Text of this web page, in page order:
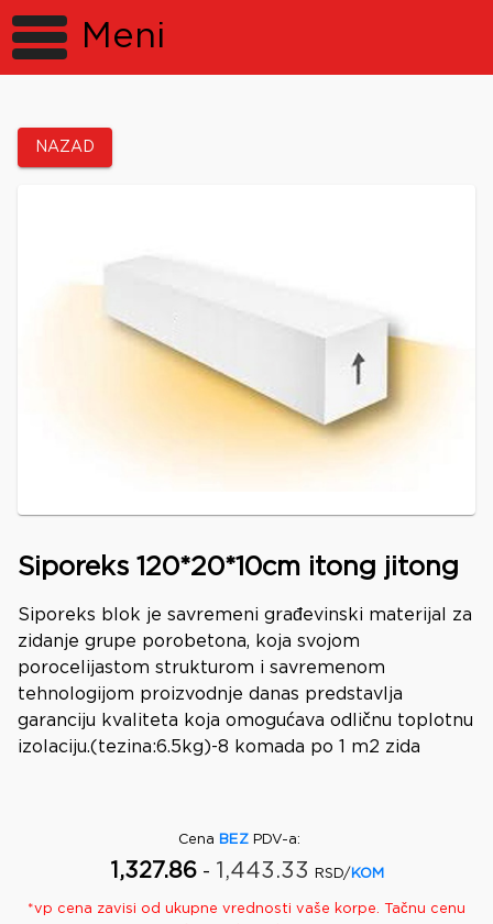
Meni
NAZAD
Siporeks 120*20*10cm itong jitong
Siporeks blok je savremeni građevinski materijal za
zidanje grupe porobetona, koja svojom
porocelijastom strukturom i savremenom
tehnologijom proizvodnje danas predstavlja
garanciju kvaliteta koja omogućava odličnu toplotnu
izolaciju.(tezina:6.5kg)-8 komada po 1 m2 zida
Cena BEZ PDV-a:
1,327.86- 1,443.33 RSD/ KOM
*vp cena zavisi od ukupne vrednosti vaše korpe. Tačnu cenu